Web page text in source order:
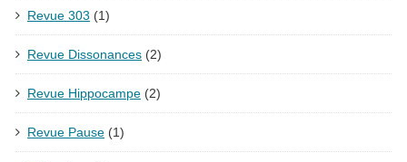
Revue 303 (1)
Revue Dissonances (2)
Revue Hippocampe (2)
Revue Pause (1)